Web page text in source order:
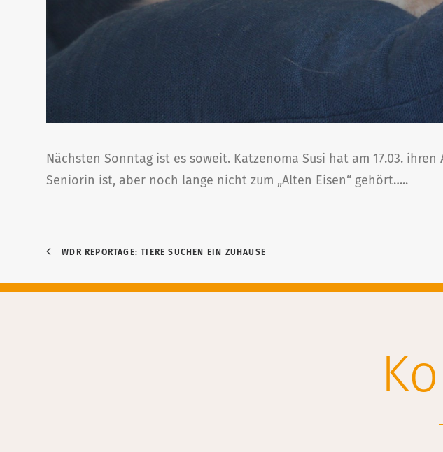
Nächsten Sonntag ist es soweit. Katzenoma Susi hat am 17.03.
Seniorin ist, aber noch lange nicht zum „Alten Eisen“ gehört…..
WDR REPORTAGE: TIERE SUCHEN EIN ZUHAUSE